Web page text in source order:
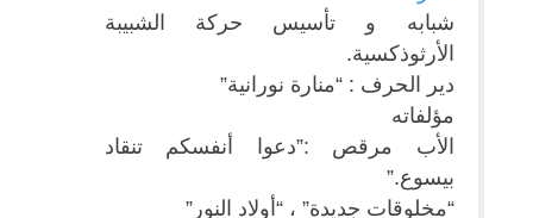
شبابه و تأسيس حركة الشبيبة
الأرثوذكسية.
دير الحرف : “منارة نورانية”
مؤلفاته
الأب مرقص :”دعوا أنفسكم تنقاد
بيسوع.”
“مخلوقات جديدة” ، “أولاد النور”